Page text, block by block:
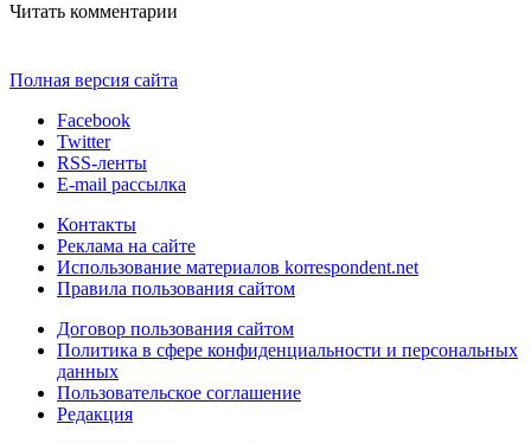
Читать комментарии
Полная версия сайта
Facebook
Twitter
RSS-ленты
E-mail рассылка
Контакты
Реклама на сайте
Использование материалов korrespondent.net
Правила пользования сайтом
Договор пользования сайтом
Политика в сфере конфиденциальности и персональных
данных
Пользовательское соглашение
Редакция